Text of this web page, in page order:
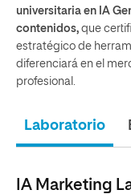
universitaria en IA
contenidos, que
estratégico de
diferenciará en el
profesional.
Laboratorio
IA Marketing